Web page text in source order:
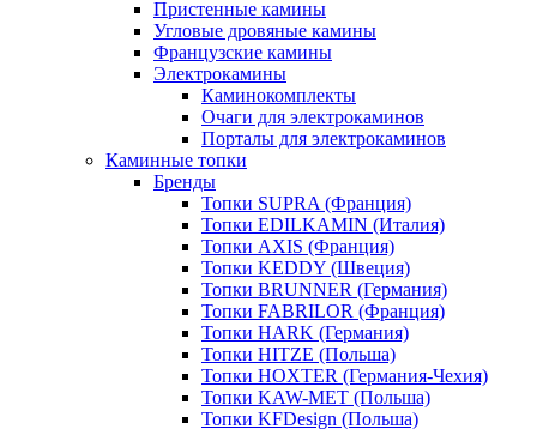
Пристенные камины
Угловые дровяные камины
Французские камины
Электрокамины
Каминокомплекты
Очаги для электрокаминов
Порталы для электрокаминов
Каминные топки
Бренды
Топки SUPRA (Франция)
Топки EDILKAMIN (Италия)
Топки AXIS (Франция)
Топки KEDDY (Швеция)
Топки BRUNNER (Германия)
Топки FABRILOR (Франция)
Топки HARK (Германия)
Топки HITZE (Польша)
Топки HOXTER (Германия-Чехия)
Топки KAW-MET (Польша)
Топки KFDesign (Польша)